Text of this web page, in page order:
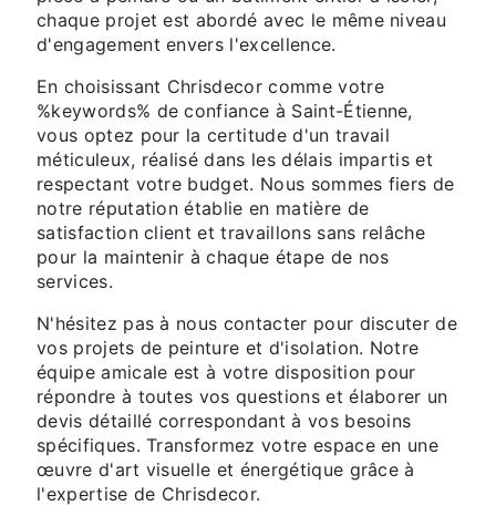
chaque projet est abordé avec le même niveau
d'engagement envers l'excellence.
En choisissant Chrisdecor comme votre
%keywords% de confiance à Saint-Étienne,
vous optez pour la certitude d'un travail
méticuleux, réalisé dans les délais impartis et
respectant votre budget. Nous sommes fiers de
notre réputation établie en matière de
satisfaction client et travaillons sans relâche
pour la maintenir à chaque étape de nos
services.
N'hésitez pas à nous contacter pour discuter de
vos projets de peinture et d'isolation. Notre
équipe amicale est à votre disposition pour
répondre à toutes vos questions et élaborer un
devis détaillé correspondant à vos besoins
spécifiques. Transformez votre espace en une
œuvre d'art visuelle et énergétique grâce à
l'expertise de Chrisdecor.